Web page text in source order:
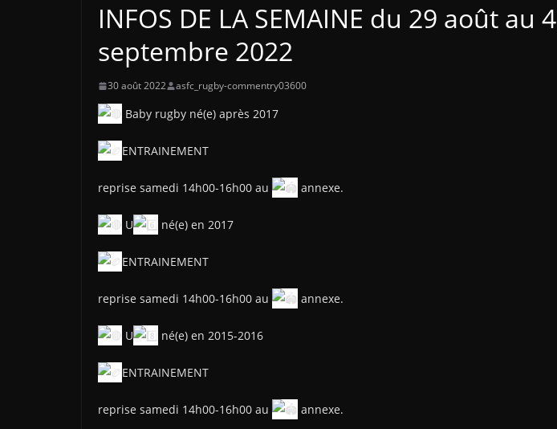
INFOS DE LA SEMAINE du 29 août au 4
septembre 2022
30 août 2022 asfc_rugby-commentry03600
Baby rugby né(e) après 2017
ENTRAINEMENT
reprise samedi 14h00-16h00 au annexe.
U né(e) en 2017
ENTRAINEMENT
reprise samedi 14h00-16h00 au annexe.
U né(e) en 2015-2016
ENTRAINEMENT
reprise samedi 14h00-16h00 au annexe.